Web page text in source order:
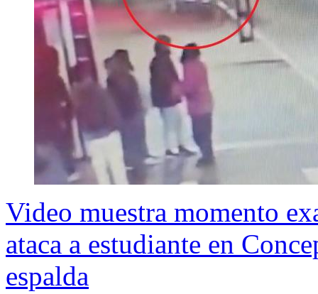
Video muestra momento
ataca a estudiante en
espalda